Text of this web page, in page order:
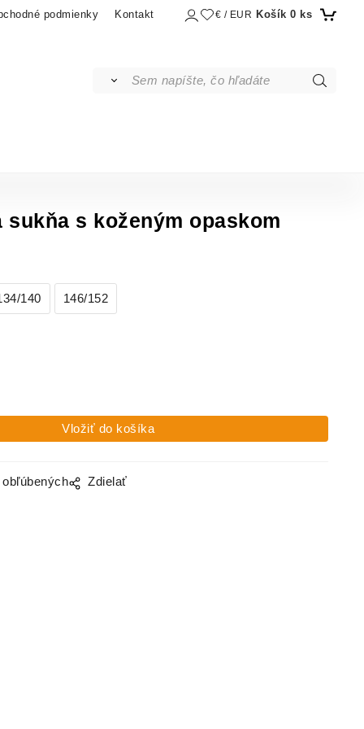
podmienky Kontakt € / EUR Košík 0 ks
s koženým opaskom
140 146/152
Zdielať